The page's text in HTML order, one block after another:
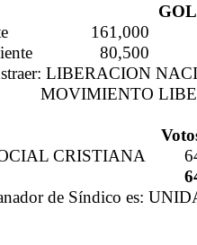
161,000
80,500
LIBERACION
MOVIMIENTO
CRISTIANA
de Síndico es: